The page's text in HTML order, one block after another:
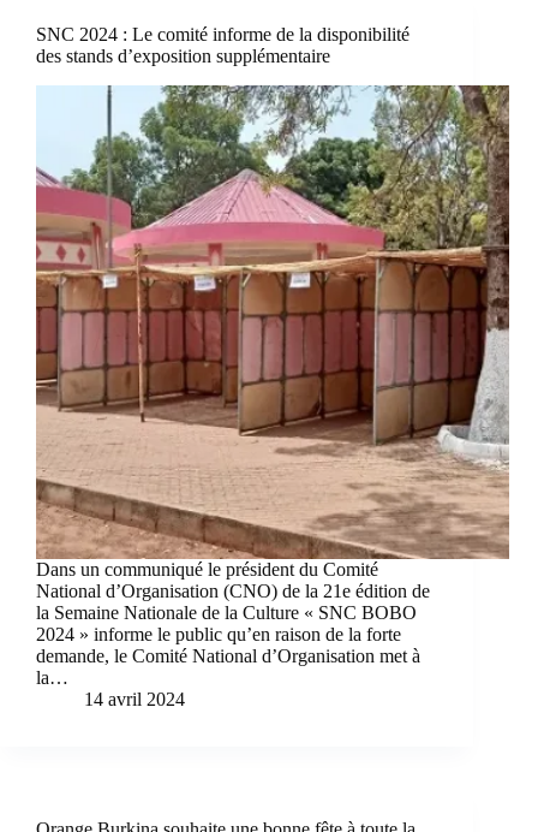
SNC 2024 : Le comité informe de la disponibilité
des stands d’exposition supplémentaire
Dans un communiqué le président du Comité
National d’Organisation (CNO) de la 21e édition de
la Semaine Nationale de la Culture « SNC BOBO
2024 » informe le public qu’en raison de la forte
demande, le Comité National d’Organisation met à
la…
14 avril 2024